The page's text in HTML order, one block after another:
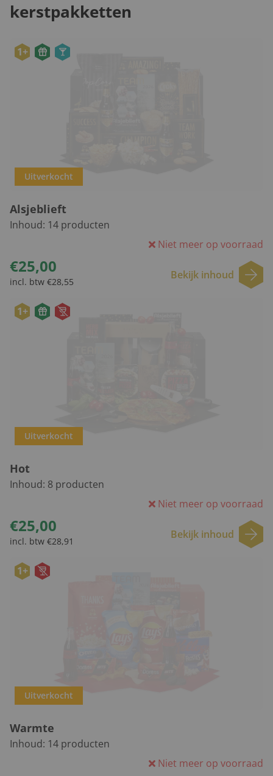
kerstpakketten
1+
Uitverkocht
Alsjeblieft
Inhoud: 14 producten
Niet meer op voorraad
€25,00
incl. btw €28,55
Bekijk inhoud
1+
Uitverkocht
Hot
Inhoud: 8 producten
Niet meer op voorraad
€25,00
incl. btw €28,91
Bekijk inhoud
1+
Uitverkocht
Warmte
Inhoud: 14 producten
Niet meer op voorraad